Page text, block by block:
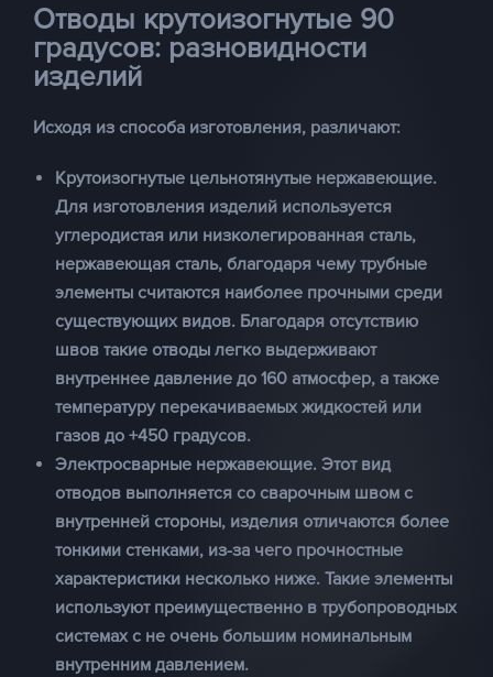
Отводы крутоизогнутые 90
градусов: разновидности
изделий
Исходя из способа изготовления, различают:
Крутоизогнутые цельнотянутые нержавеющие.
Для изготовления изделий используется
углеродистая или низколегированная сталь,
нержавеющая сталь, благодаря чему трубные
элементы считаются наиболее прочными среди
существующих видов. Благодаря отсутствию
швов такие отводы легко выдерживают
внутреннее давление до 160 атмосфер, а также
температуру перекачиваемых жидкостей или
газов до +450 градусов.
Электросварные нержавеющие. Этот вид
отводов выполняется со сварочным швом с
внутренней стороны, изделия отличаются более
тонкими стенками, из-за чего прочностные
характеристики несколько ниже. Такие элементы
используют преимущественно в трубопроводных
системах с не очень большим номинальным
внутренним давлением.